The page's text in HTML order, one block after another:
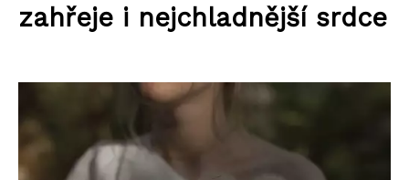
zahřeje i nejchladnější srdce